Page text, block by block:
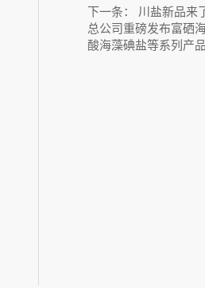
下一条：
川盐新品来
总公司重磅发布富硒
酸海藻碘盐等系列产品